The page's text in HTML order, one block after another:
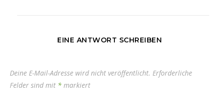
EINE ANTWORT SCHREIBEN
Deine E-Mail-Adresse wird nicht veröffentlicht. Erforderliche
Felder sind mit * markiert